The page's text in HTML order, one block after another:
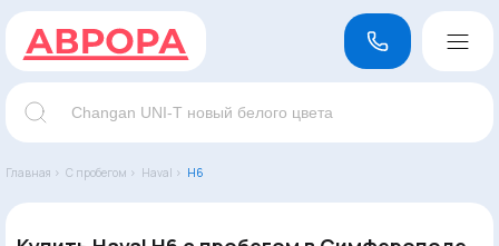
Главная › С пробегом › Haval › H6